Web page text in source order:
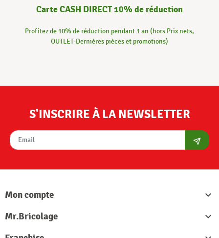
Carte CASH DIRECT 10% de réduction
Profitez de 10% de réduction pendant 1 an (hors Prix nets,
OUTLET-Dernières pièces et promotions)
S'INSCRIRE À LA NEWSLETTER
Mon compte

Mr.Bricolage
